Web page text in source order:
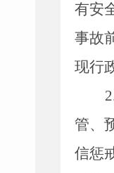
有安
事故
现行
管、
信惩